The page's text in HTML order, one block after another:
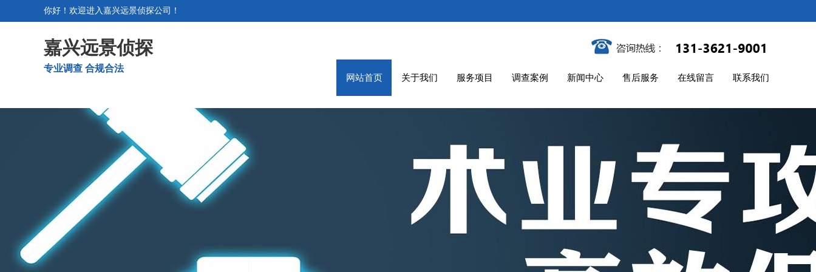
你好！欢迎进入嘉兴远景侦探公司！
嘉兴远景侦探
专业调查 合规合法
网站首页 关于我们 服务项目 调查案例 新闻中心 售后服务 在线留言 联系我们